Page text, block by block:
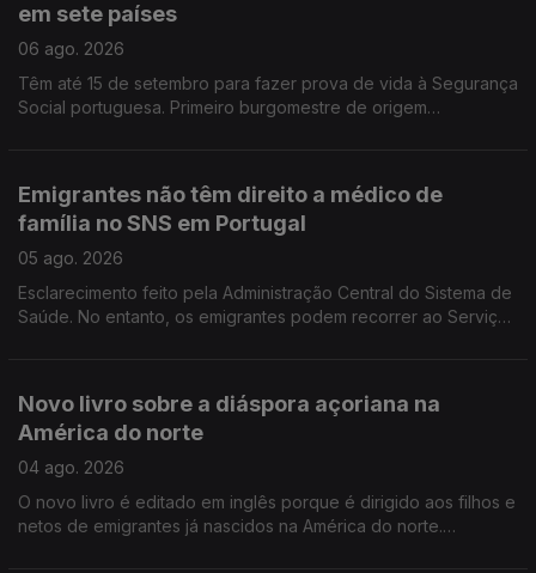
em sete países
06 ago. 2026
Têm até 15 de setembro para fazer prova de vida à Segurança
Social portuguesa. Primeiro burgomestre de origem
Emigrantes não têm direito a médico de
família no SNS em Portugal
05 ago. 2026
Esclarecimento feito pela Administração Central do Sistema de
Saúde. No entanto, os emigrantes podem recorrer ao Serviço
Novo livro sobre a diáspora açoriana na
América do norte
04 ago. 2026
O novo livro é editado em inglês porque é dirigido aos filhos e
netos de emigrantes já nascidos na América do norte.